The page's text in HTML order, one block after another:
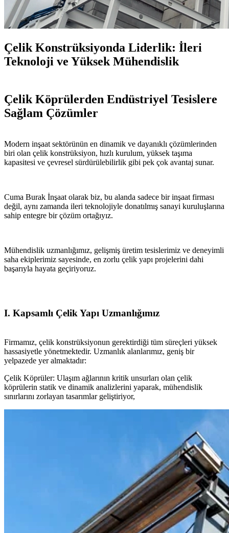
Çelik Konstrüksiyonda Liderlik: İleri
Teknoloji ve Yüksek Mühendislik
Çelik Köprülerden Endüstriyel Tesislere
Sağlam Çözümler
Modern inşaat sektörünün en dinamik ve dayanıklı çözümlerinden
biri olan çelik konstrüksiyon, hızlı kurulum, yüksek taşıma
kapasitesi ve çevresel sürdürülebilirlik gibi pek çok avantaj sunar.
Cuma Burak İnşaat olarak biz, bu alanda sadece bir inşaat firması
değil, aynı zamanda ileri teknolojiyle donatılmış sanayi kuruluşlarına
sahip entegre bir çözüm ortağıyız.
Mühendislik uzmanlığımız, gelişmiş üretim tesislerimiz ve deneyimli
saha ekiplerimiz sayesinde, en zorlu çelik yapı projelerini dahi
başarıyla hayata geçiriyoruz.
I. Kapsamlı Çelik Yapı Uzmanlığımız
Firmamız, çelik konstrüksiyonun gerektirdiği tüm süreçleri yüksek
hassasiyetle yönetmektedir. Uzmanlık alanlarımız, geniş bir
yelpazede yer almaktadır:
Çelik Köprüler: Ulaşım ağlarının kritik unsurları olan çelik
köprülerin statik ve dinamik analizlerini yaparak, mühendislik
sınırlarını zorlayan tasarımlar geliştiriyor,